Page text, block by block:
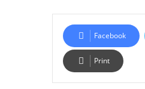
Facebook
Print